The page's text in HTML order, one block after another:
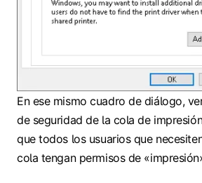
En ese mismo cuadro de diálogo,
de seguridad de la cola de
que todos los usuarios que
cola tengan permisos de